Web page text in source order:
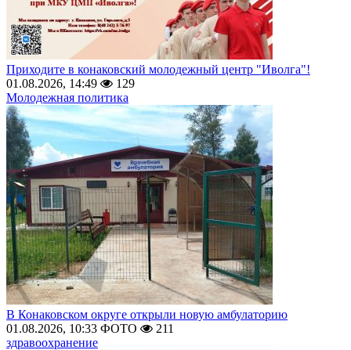
Приходите в конаковский молодежный центр "Иволга"!
01.08.2026, 14:49
129
Молодежная политика
В Конаковском округе открыли новую амбулаторию
01.08.2026, 10:33 ФОТО
211
здравоохранение